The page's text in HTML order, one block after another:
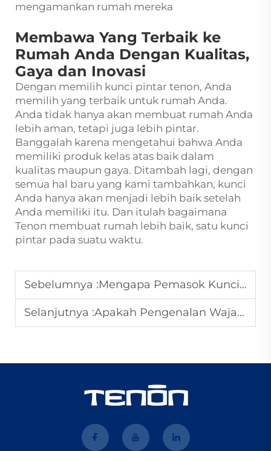
mengamankan rumah mereka
Membawa Yang Terbaik ke
Rumah Anda Dengan Kualitas,
Gaya dan Inovasi
Dengan memilih kunci pintar tenon, Anda
memilih yang terbaik untuk rumah Anda.
Anda tidak hanya akan membuat rumah Anda
lebih aman, tetapi juga lebih pintar.
Banggalah karena mengetahui bahwa Anda
memiliki produk kelas atas baik dalam
kualitas maupun gaya. Ditambah lagi, dengan
semua hal baru yang kami tambahkan, kunci
Anda hanya akan menjadi lebih baik setelah
Anda memiliki itu. Dan itulah bagaimana
Tenon membuat rumah lebih baik, satu kunci
pintar pada suatu waktu.
Sebelumnya :Mengapa Pemasok Kunci Pintar Berbasis di Tiongkok seperti Tenon Memberikan Keunggulan Global
Selanjutnya :Apakah Pengenalan Wajah Menjadi Kunci yang Hilang di Rumah Pintar Anda? Lima Manfaat Utama Dijelaskan